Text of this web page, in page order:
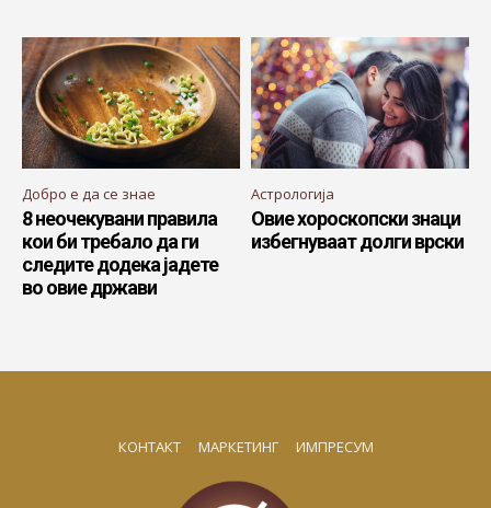
Добро е да се знае
8 неочекувани правила
кои би требало да ги
следите додека јадете
во овие држави
Астрологија
Овие хороскопски знаци
избегнуваат долги врски
КОНТАКТ МАРКЕТИНГ ИМПРЕСУМ